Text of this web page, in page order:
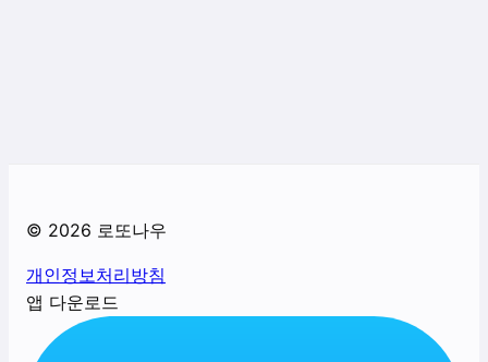
© 2026 로또나우
개인정보처리방침
앱 다운로드